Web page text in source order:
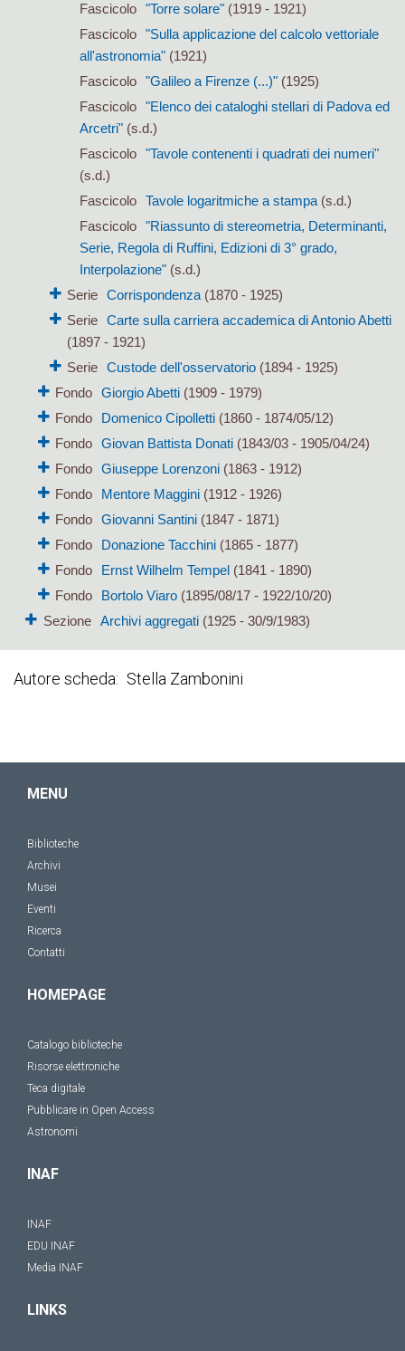
Fascicolo
"Torre solare"(1919 - 1921)
Fascicolo
"Sulla applicazione del calcolo vettoriale
all'astronomia"(1921)
Fascicolo
"Galileo a Firenze (...)"(1925)
Fascicolo
"Elenco dei cataloghi stellari di Padova ed
Arcetri"(s.d.)
Fascicolo
"Tavole contenenti i quadrati dei numeri"
(s.d.)
Fascicolo
Tavole logaritmiche a stampa(s.d.)
Fascicolo
"Riassunto di stereometria, Determinanti,
Serie, Regola di Ruffini, Edizioni di 3° grado,
Interpolazione"(s.d.)
Serie
Corrispondenza (1870 - 1925)
Serie
Carte sulla carriera accademica di Antonio Abetti
(1897 - 1921)
Serie
Custode dell'osservatorio (1894 - 1925)
Fondo Giorgio Abetti(1909 - 1979)
Fondo
Domenico Cipolletti(1860 - 1874/05/12)
Fondo Giovan Battista Donati(1843/03 - 1905/04/24)
Fondo Giuseppe Lorenzoni(1863 - 1912)
Fondo
Mentore Maggini(1912 - 1926)
Fondo Giovanni Santini(1847 - 1871)
Fondo
Donazione Tacchini(1865 - 1877)
Fondo
Ernst Wilhelm Tempel(1841 - 1890)
Fondo
Bortolo Viaro(1895/08/17 - 1922/10/20)
Sezione
Archivi aggregati(1925 - 30/9/1983)
Autore scheda Stella Zambonini
MENU
Biblioteche
Archivi
Musei
Eventi
Ricerca
Contatti
HOMEPAGE
Catalogo biblioteche
Risorse elettroniche
Teca digitale
Pubblicare in Open Access
Astronomi
INAF
INAF
EDU INAF
Media INAF
LINKS